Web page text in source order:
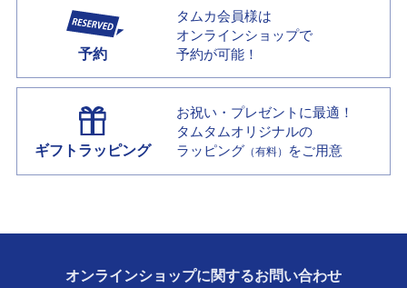
予約
タムカ会員様は
オンラインショップで
予約が可能！
ギフトラッピング
お祝い・プレゼントに最適！
タムタムオリジナルの
ラッピング （有料） をご用意
オンラインショップに関するお問い合わせ